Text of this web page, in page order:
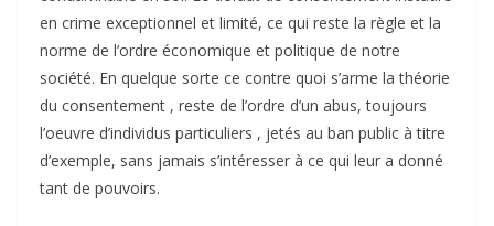
en crime exceptionnel et limité, ce qui reste la règle et la
norme de l’ordre économique et politique de notre
société. En quelque sorte ce contre quoi s’arme la théorie
du consentement , reste de l’ordre d’un abus, toujours
l’oeuvre d’individus particuliers , jetés au ban public à titre
d’exemple, sans jamais s’intéresser à ce qui leur a donné
tant de pouvoirs.